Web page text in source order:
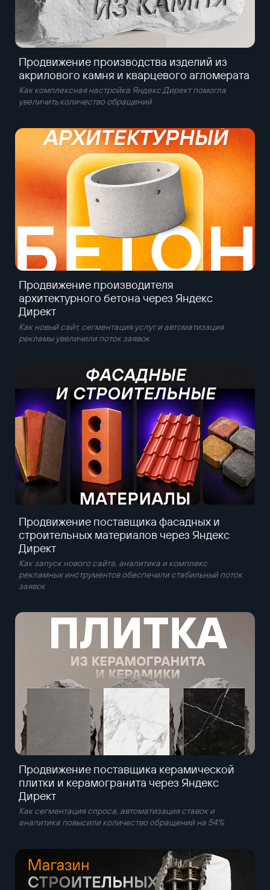
Продвижение производства изделий из
акрилового камня и кварцевого агломерата
Как комплексная настройка Яндекс Директ помогла
увеличить количество обращений
Продвижение производителя
архитектурного бетона через Яндекс
Директ
Как новый сайт, сегментация услуг и автоматизация
рекламы увеличили поток заявок
Продвижение поставщика фасадных и
строительных материалов через Яндекс
Директ
Как запуск нового сайта, аналитика и комплекс
рекламных инструментов обеспечили стабильный поток
заявок
Продвижение поставщика керамической
плитки и керамогранита через Яндекс
Директ
Как сегментация спроса, автоматизация ставок и
аналитика повысили количество обращений на 54%